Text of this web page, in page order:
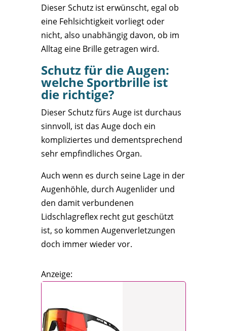
Dieser Schutz ist erwünscht, egal ob
eine Fehlsichtigkeit vorliegt oder
nicht, also unabhängig davon, ob im
Alltag eine Brille getragen wird.
Schutz für die Augen:
welche Sportbrille ist
die richtige?
Dieser Schutz fürs Auge ist durchaus
sinnvoll, ist das Auge doch ein
kompliziertes und dementsprechend
sehr empfindliches Organ.
Auch wenn es durch seine Lage in der
Augenhöhle, durch Augenlider und
den damit verbundenen
Lidschlagreflex recht gut geschützt
ist, so kommen Augenverletzungen
doch immer wieder vor.
Anzeige: